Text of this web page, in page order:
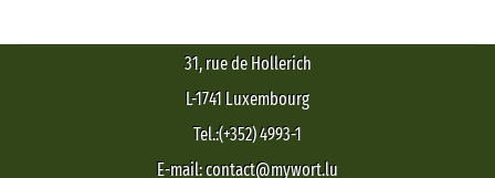
31, rue de Hollerich
L-1741 Luxembourg
Tel.:(+352) 4993-1
E-mail: contact@mywort.lu